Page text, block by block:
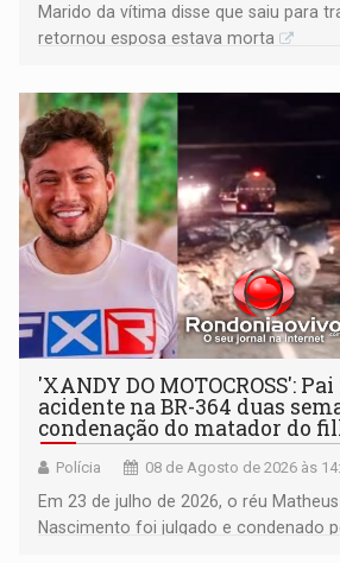
Marido da vítima disse que saiu para
retornou esposa estava morta
'XANDY DO MOTOCROSS':
acidente na BR-364 duas
condenação do matador do
Polícia 08 de Agosto de 2026 às
Em 23 de julho de 2026, o réu
Nascimento foi julgado e condenado